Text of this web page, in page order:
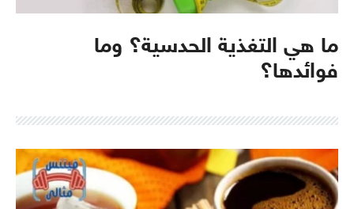
ما هي التغذية الحدسية؟ وما
فوائدها؟